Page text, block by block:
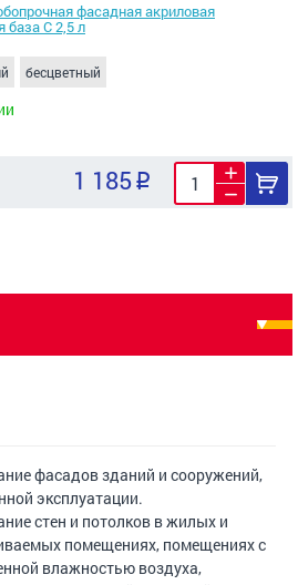
фасадная акриловая
база С 2,5 л
бесцветный
1 185
фасадов зданий и сооружений,
эксплуатации.
стен и потолков в жилых и
помещениях, помещениях с
влажностью воздуха,